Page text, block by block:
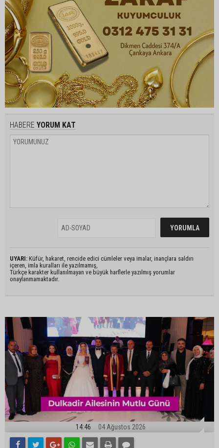
HABERE YORUM KAT
UYARI: Küfür, hakaret, rencide edici cümleler veya imalar, inançlara saldırı
içeren, imla kuralları ile yazılmamış,
Türkçe karakter kullanılmayan ve büyük harflerle yazılmış yorumlar
onaylanmamaktadır.
14:46 04 Ağustos 2026